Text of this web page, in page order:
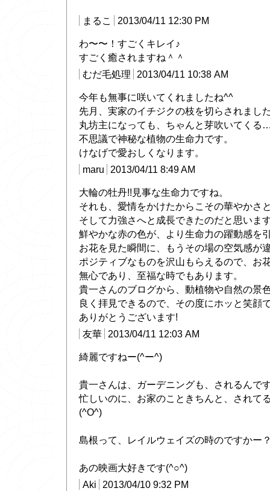
まるこ 2013/04/11 12:30 PM
わ〜〜！すごくキレイ♪
すごく癒されますね＾＾
むだ毛処理
2013/04/11 10:38 AM
今年も無事に咲いてくれましたね^^
先月、実家のイチジクの枝を切らされまし
丸坊主になっても、ちゃんと芽吹いてくる
不思議で神秘な植物の生命力です。
けなげで愛おしくなります。
maru
2013/04/11 8:49 AM
大輪の牡丹!!見事な生命力ですね。
それも、愛情をかけたからこその華やかさ
そして力強さへと成長できたのだと思いま
鮮やかな赤の色が、より生命力の躍動感を
お花を見た瞬間に、もうその場の空気感が
ポジティブなものを沢山もらえるので、お
無心であり、至福な時でもあります。
貴一さんのブログから、動植物や自然の景
良く拝見できるので、その度にホッと笑顔
ありがとうございます!
友華
2013/04/11 12:03 AM
綺麗ですねー(^ー^)
貴一さんは、ガーデニングも、されるんで
忙しいのに、お家のこときちんと、されて
(^O^)
島根って、レイルウェイズの時のですかー
あの映画大好きです(^○^)
Aki
2013/04/10 9:32 PM